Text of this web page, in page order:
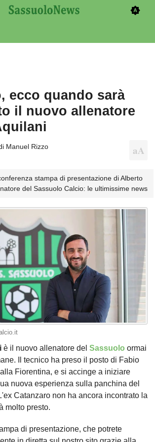
ecco quando sarà
il nuovo allenatore
Manuel Rizzo
stampa di presentazione di Alberto
del Sassuolo Calcio: le ultimissime news
è il nuovo allenatore del Sassuolo ormai
Il tecnico ha preso il posto di Fabio
Fiorentina, e si accinge a iniziare
nuova esperienza sulla panchina del
Catanzaro non ha ancora incontrato la
molto presto.
di presentazione, che potrete